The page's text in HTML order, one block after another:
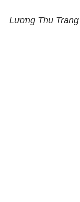
Lương Thu